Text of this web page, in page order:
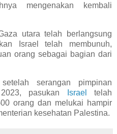
mengenakan kembali
utara telah berlangsung
Israel telah membunuh,
orang sebagai bagian dari
serangan pimpinan
pasukan
Israel
telah
orang dan melukai hampir
kesehatan Palestina.